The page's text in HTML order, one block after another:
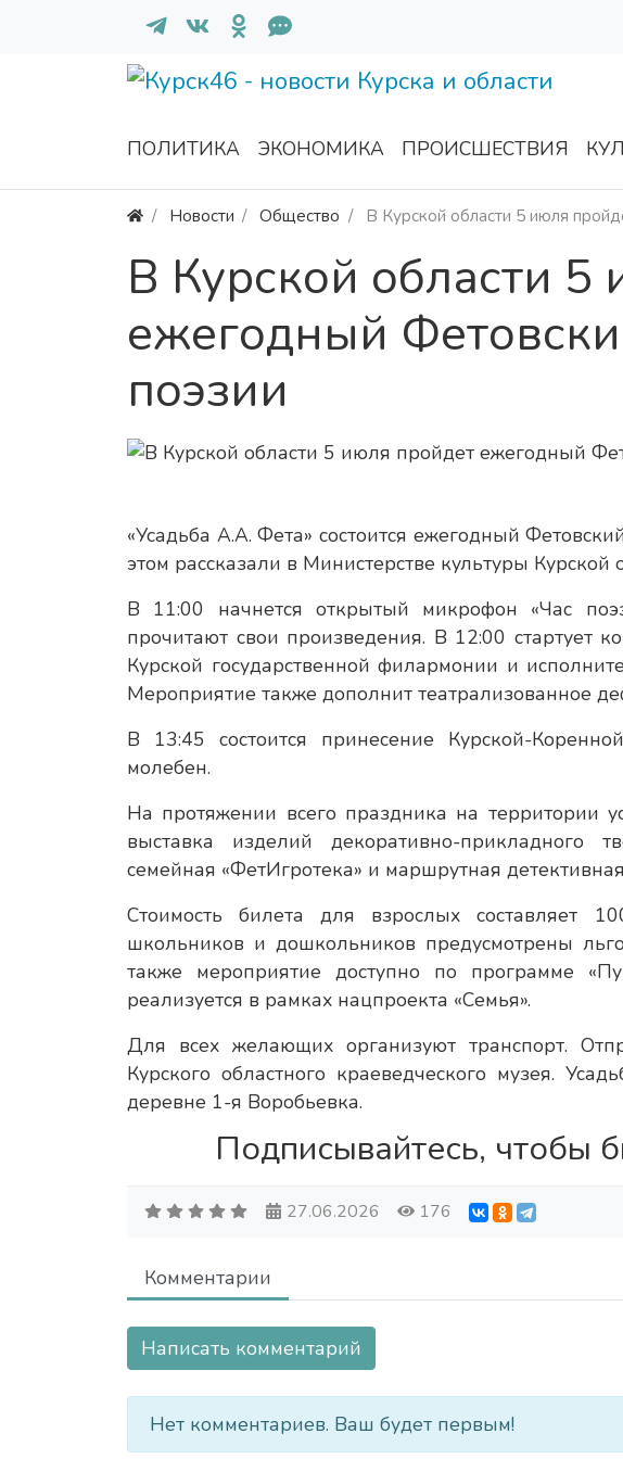
ПОЛИТИКА ЭКОНОМИКА ПРОИСШЕСТВИЯ
Новости Общество В Курской области 5 июля
В Курской области 5
ежегодный
поэзии
«Усадьба А.А. Фета» состоится ежегодный
этом рассказали в Министерстве культуры Курской
В 11:00 начнется открытый микрофон «Час
прочитают свои произведения. В 12:00 стартует
Курской государственной филармонии и
Мероприятие также дополнит театрализованное
В 13:45 состоится принесение Курской-
молебен.
На протяжении всего праздника на территории
выставка изделий декоративно-прикладного
семейная «ФетИгротека» и маршрутная
Стоимость билета для взрослых составляет
школьников и дошкольников предусмотрены
также мероприятие доступно по программе
реализуется в рамках нацпроекта «Семья».
Для всех желающих организуют транспорт.
Курского областного краеведческого музея.
деревне 1-я Воробьевка.
Подписывайтесь, чтобы
27.06.2026 176
Комментарии
Написать комментарий
Нет комментариев. Ваш будет первым!